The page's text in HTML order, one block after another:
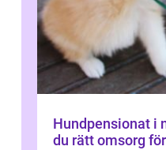
Hundpensionat i
du rätt omsorg